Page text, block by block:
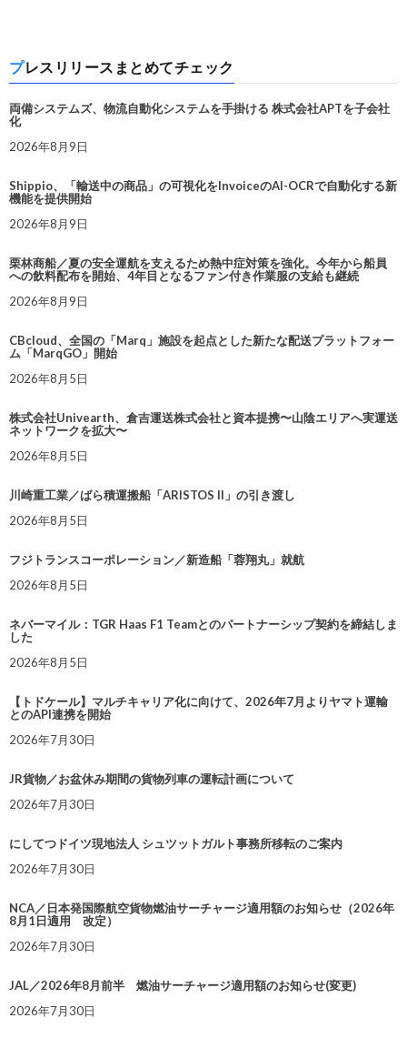
プレスリリースまとめてチェック
両備システムズ、物流自動化システムを手掛ける 株式会社APTを子会社
化
2026年8月9日
Shippio、「輸送中の商品」の可視化をInvoiceのAI-OCRで自動化する新
機能を提供開始
2026年8月9日
栗林商船／夏の安全運航を支えるため熱中症対策を強化。今年から船員
への飲料配布を開始、4年目となるファン付き作業服の支給も継続
2026年8月9日
CBcloud、全国の「Marq」施設を起点とした新たな配送プラットフォー
ム「MarqGO」開始
2026年8月5日
株式会社Univearth、倉吉運送株式会社と資本提携〜山陰エリアへ実運送
ネットワークを拡大〜
2026年8月5日
川崎重工業／ばら積運搬船「ARISTOS II」の引き渡し
2026年8月5日
フジトランスコーポレーション／新造船「蓉翔丸」就航
2026年8月5日
ネバーマイル：TGR Haas F1 Teamとのパートナーシップ契約を締結しま
した
2026年8月5日
【トドケール】マルチキャリア化に向けて、2026年7月よりヤマト運輸
とのAPI連携を開始
2026年7月30日
JR貨物／お盆休み期間の貨物列車の運転計画について
2026年7月30日
にしてつドイツ現地法人 シュツットガルト事務所移転のご案内
2026年7月30日
NCA／日本発国際航空貨物燃油サーチャージ適用額のお知らせ（2026年
8月1日適用 改定）
2026年7月30日
JAL／2026年8月前半 燃油サーチャージ適用額のお知らせ(変更)
2026年7月30日